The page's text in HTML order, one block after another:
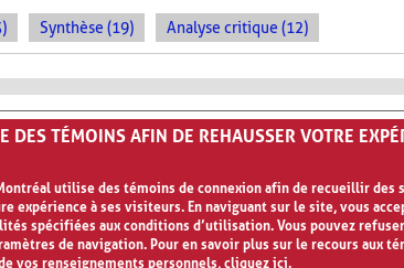
Synthèse (19) Analyse critique (12)
et conditions d’utilisation
DES TÉMOINS AFIN DE REHAUSSER VOTRE
utilise des témoins de connexion afin de recueillir des
expérience à ses visiteurs. En naviguant sur le site, vous
spécifiées aux conditions d’utilisation. Vous pouvez
de navigation. Pour en savoir plus sur le recours aux
vos renseignements personnels,cliquez ici.